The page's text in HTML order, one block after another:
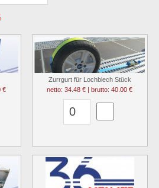
€
Zurrgurt für Lochblech Stück
netto: 34.48 € | brutto: 40.00 €